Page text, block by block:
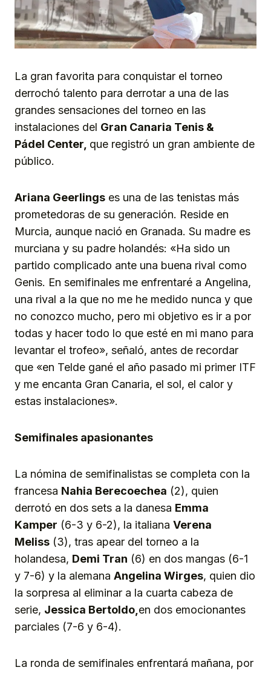
La gran favorita para conquistar el torneo
derrochó talento para derrotar a una de las
grandes sensaciones del torneo en las
instalaciones del Gran Canaria Tenis &
Pádel Center, que registró un gran ambiente de
público.
Ariana Geerlings es una de las tenistas más
prometedoras de su generación. Reside en
Murcia, aunque nació en Granada. Su madre es
murciana y su padre holandés: «Ha sido un
partido complicado ante una buena rival como
Genis. En semifinales me enfrentaré a Angelina,
una rival a la que no me he medido nunca y que
no conozco mucho, pero mi objetivo es ir a por
todas y hacer todo lo que esté en mi mano para
levantar el trofeo», señaló, antes de recordar
que «en Telde gané el año pasado mi primer ITF
y me encanta Gran Canaria, el sol, el calor y
estas instalaciones».
Semifinales apasionantes
La nómina de semifinalistas se completa con la
francesa Nahia Berecoechea (2), quien
derrotó en dos sets a la danesa Emma
Kamper (6-3 y 6-2), la italiana Verena
Meliss (3), tras apear del torneo a la
holandesa, Demi Tran (6) en dos mangas (6-1
y 7-6) y la alemana Angelina Wirges, quien dio
la sorpresa al eliminar a la cuarta cabeza de
serie, Jessica Bertoldo, en dos emocionantes
parciales (7-6 y 6-4).
La ronda de semifinales enfrentará mañana, por